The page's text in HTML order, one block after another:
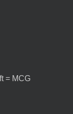
= MCG